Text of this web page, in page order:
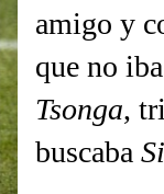
amigo y
que no
Tsonga,
buscaba